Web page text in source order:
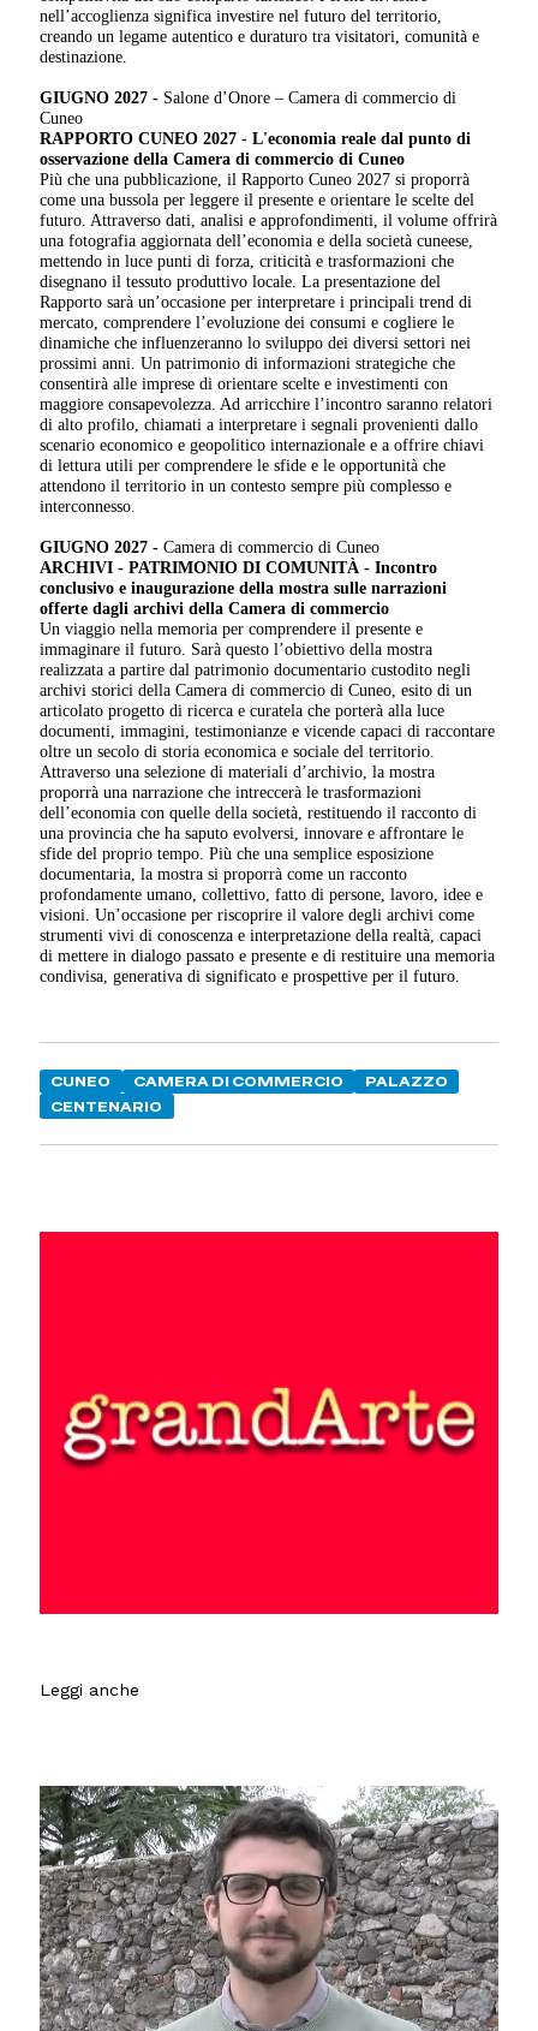
nell’accoglienza significa investire nel futuro del territorio,
creando un legame autentico e duraturo tra visitatori, comunità e
destinazione.
GIUGNO 2027 - Salone d’Onore – Camera di commercio di
Cuneo
RAPPORTO CUNEO 2027 -L'economia reale dal punto di
osservazione della Camera di commercio di Cuneo
Più che una pubblicazione, il Rapporto Cuneo 2027 si proporrà
come una bussola per leggere il presente e orientare le scelte del
futuro. Attraverso dati, analisi e approfondimenti, il volume offrirà
una fotografia aggiornata dell’economia e della società cuneese,
mettendo in luce punti di forza, criticità e trasformazioni che
disegnano il tessuto produttivo locale. La presentazione del
Rapporto sarà un’occasione per interpretare i principali trend di
mercato, comprendere l’evoluzione dei consumi e cogliere le
dinamiche che influenzeranno lo sviluppo dei diversi settori nei
prossimi anni. Un patrimonio di informazioni strategiche che
consentirà alle imprese di orientare scelte e investimenti con
maggiore consapevolezza. Ad arricchire l’incontro saranno relatori
di alto profilo, chiamati a interpretare i segnali provenienti dallo
scenario economico e geopolitico internazionale e a offrire chiavi
di lettura utili per comprendere le sfide e le opportunità che
attendono il territorio in un contesto sempre più complesso e
interconnesso.
GIUGNO 2027 -Camera di commercio di Cuneo
ARCHIVI - PATRIMONIO DI COMUNITÀ -Incontro
conclusivo e inaugurazione della mostra sulle narrazioni
offerte dagli archivi della Camera di commercio
Un viaggio nella memoria per comprendere il presente e
immaginare il futuro. Sarà questo l’obiettivo della mostra
realizzata a partire dal patrimonio documentario custodito negli
archivi storici della Camera di commercio di Cuneo, esito di un
articolato progetto di ricerca e curatela che porterà alla luce
documenti, immagini, testimonianze e vicende capaci di raccontare
oltre un secolo di storia economica e sociale del territorio.
Attraverso una selezione di materiali d’archivio, la mostra
proporrà una narrazione che intreccerà le trasformazioni
dell’economia con quelle della società, restituendo il racconto di
una provincia che ha saputo evolversi, innovare e affrontare le
sfide del proprio tempo. Più che una semplice esposizione
documentaria, la mostra si proporrà come un racconto
profondamente umano, collettivo, fatto di persone, lavoro, idee e
visioni. Un’occasione per riscoprire il valore degli archivi come
strumenti vivi di conoscenza e interpretazione della realtà, capaci
di mettere in dialogo passato e presente e di restituire una memoria
condivisa, generativa di significato e prospettive per il futuro.
CUNEO CAMERA DI COMMERCIO
PALAZZO
CENTENARIO
Leggi anche